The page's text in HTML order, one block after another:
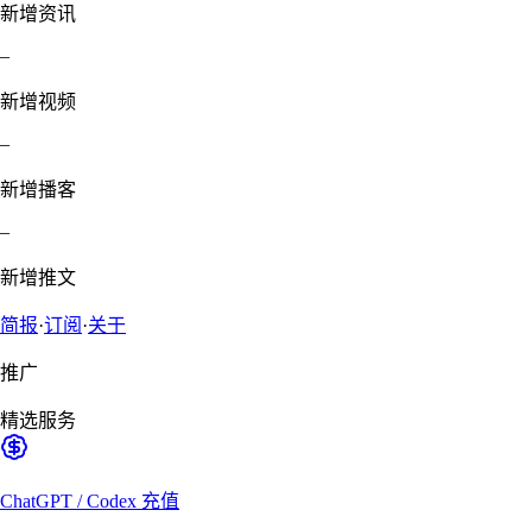
新增资讯
–
新增视频
–
新增播客
–
新增推文
简报·订阅 ·关于
推广
精选服务
ChatGPT / Codex 充值